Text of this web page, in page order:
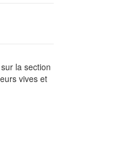
la section
vives et